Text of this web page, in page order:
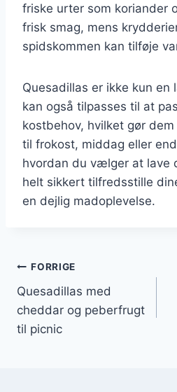
friske urter som koriander
frisk smag, mens
spidskommen kan tilføje
Quesadillas er ikke kun
kan også tilpasses til at
kostbehov, hvilket gør
til frokost, middag eller
hvordan du vælger at lave
helt sikkert tilfredsstille
en dejlig madoplevelse.
FORRIGE
Quesadillas med
cheddar og peberfrugt
til picnic